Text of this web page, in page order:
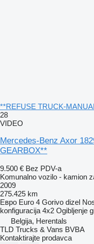
**REFUSE TRUCK-
28
VIDEO
Mercedes-Benz Axor
GEARBOX**
9.500 € Bez PDV-a
Komunalno vozilo - kamion
2009
275.425 km
Евро Euro 4 Gorivo dizel
konfiguracija 4x2 Ogibljenje
Belgija, Herentals
TLD Trucks & Vans BVBA
Kontaktirajte prodavca